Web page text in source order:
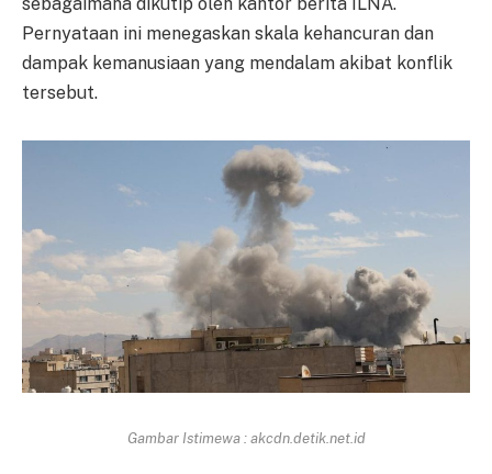
Pernyataan ini menegaskan skala kehancuran dan
dampak kemanusiaan yang mendalam akibat konflik
tersebut.
Gambar Istimewa : akcdn.detik.net.id